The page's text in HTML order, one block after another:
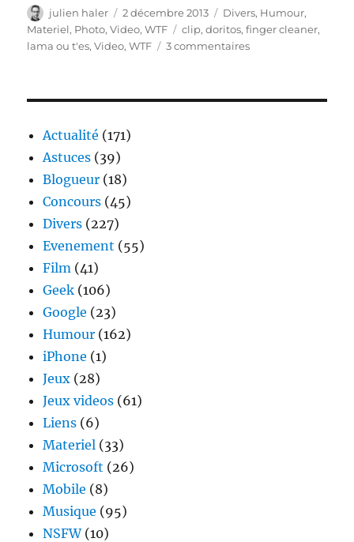
Auteur
julien haler
Publié
le
2 décembre 2013 Catégories
Divers, Humour,
Materiel, Photo,Video,WTF Étiquettes
clip,doritos,finger cleaner,
lama ou t'es,Video,WTF 3 commentairessur
Actualité (171)
Astuces (39)
Blogueur (18)
Concours (45)
Divers (227)
Evenement (55)
Film (41)
Geek (106)
Google (23)
Humour (162)
iPhone (1)
Jeux (28)
Jeux videos (61)
Liens (6)
Materiel (33)
Microsoft (26)
Mobile (8)
Musique (95)
NSFW(10)